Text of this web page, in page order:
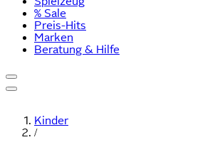
% Sale
Preis-Hits
Marken
Beratung & Hilfe
Kinder
/